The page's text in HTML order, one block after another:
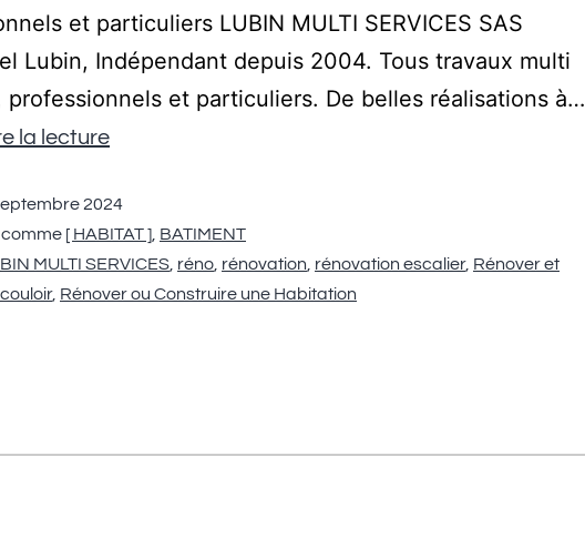
et particuliers LUBIN MULTI SERVICES SAS
Lubin, Indépendant depuis 2004. Tous travaux multi
professionnels et particuliers. De belles réalisations à…
la lecture
2024
[ HABITAT ] BATIMENT
MULTI SERVICES réno rénovation rénovation escalier, Rénover et
, Rénover ou Construire une Habitation